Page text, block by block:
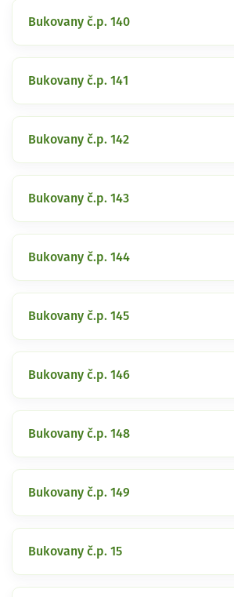
Bukovany č.p. 140
Bukovany č.p. 141
Bukovany č.p. 142
Bukovany č.p. 143
Bukovany č.p. 144
Bukovany č.p. 145
Bukovany č.p. 146
Bukovany č.p. 148
Bukovany č.p. 149
Bukovany č.p. 15